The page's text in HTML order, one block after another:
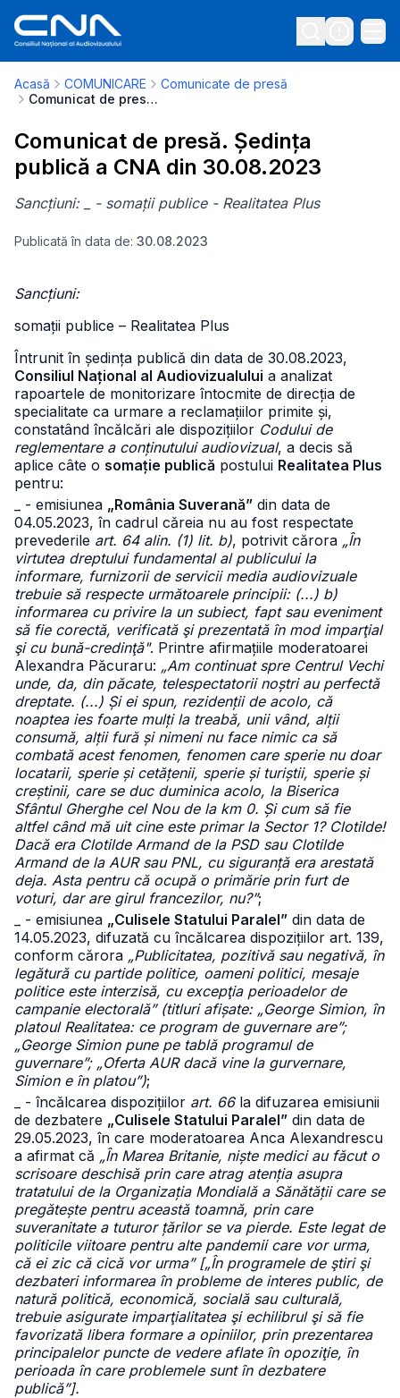
Acasă COMUNICARE
Comunicate de presă
Comunicat de presă. Ședința publică a CNA din 30.08.2023
Comunicat de presă. Ședința
publică a CNA din 30.08.2023
Sancțiuni: _ - somații publice - Realitatea Plus
Publicată în data de: 30.08.2023
Sancțiuni:
somații publice – Realitatea Plus
Întrunit în ședința publică din data de 30.08.2023,
Consiliul Național al Audiovizualului a analizat
rapoartele de monitorizare întocmite de direcția de
specialitate ca urmare a reclamațiilor primite și,
constatând încălcări ale dispozițiilor Codului de
reglementare a conținutului audiovizual, a decis să
aplice câte o somație publică postului Realitatea Plus
pentru:
_ - emisiunea „România Suverană” din data de
04.05.2023, în cadrul căreia nu au fost respectate
prevederile art. 64 alin. (1) lit. b), potrivit cărora „În
virtutea dreptului fundamental al publicului la
informare, furnizorii de servicii media audiovizuale
trebuie să respecte următoarele principii: (...) b)
informarea cu privire la un subiect, fapt sau eveniment
să fie corectă, verificată şi prezentată în mod imparţial
şi cu bună-credinţă". Printre afirmațiile moderatoarei
Alexandra Păcuraru: „Am continuat spre Centrul Vechi
unde, da, din păcate, telespectatorii noștri au perfectă
dreptate. (...) Și ei spun, rezidenții de acolo, că
noaptea ies foarte mulți la treabă, unii vând, alții
consumă, alții fură și nimeni nu face nimic ca să
combată acest fenomen, fenomen care sperie nu doar
locatarii, sperie și cetățenii, sperie și turiștii, sperie și
creștinii, care se duc duminica acolo, la Biserica
Sfântul Gherghe cel Nou de la km 0. Și cum să fie
altfel când mă uit cine este primar la Sector 1? Clotilde!
Dacă era Clotilde Armand de la PSD sau Clotilde
Armand de la AUR sau PNL, cu siguranță era arestată
deja. Asta pentru că ocupă o primărie prin furt de
voturi, dar are girul francezilor, nu?”;
_ - emisiunea „Culisele Statului Paralel” din data de
14.05.2023, difuzată cu încălcarea dispozițiilor art. 139,
conform cărora „Publicitatea, pozitivă sau negativă, în
legătură cu partide politice, oameni politici, mesaje
politice este interzisă, cu excepţia perioadelor de
campanie electorală” (titluri afișate: „George Simion, în
platoul Realitatea: ce program de guvernare are”;
„George Simion pune pe tablă programul de
guvernare”; „Oferta AUR dacă vine la gurvernare,
Simion e în platou”);
_ - încălcarea dispozițiilor art. 66la difuzarea emisiunii
de dezbatere „Culisele Statului Paralel” din data de
29.05.2023, în care moderatoarea Anca Alexandrescu
a afirmat că „În Marea Britanie, niște medici au făcut o
scrisoare deschisă prin care atrag atenția asupra
tratatului de la Organizația Mondială a Sănătății care se
pregătește pentru această toamnă, prin care
suveranitate a tuturor țărilor se va pierde. Este legat de
politicile viitoare pentru alte pandemii care vor urma,
că ei zic că cică vor urma” [„În programele de ştiri şi
dezbateri informarea în probleme de interes public, de
natură politică, economică, socială sau culturală,
trebuie asigurate imparţialitatea şi echilibrul şi să fie
favorizată libera formare a opiniilor, prin prezentarea
principalelor puncte de vedere aflate în opoziţie, în
perioada în care problemele sunt în dezbatere
publică”].